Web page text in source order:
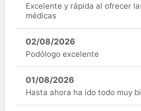
Excelente y rápida al ofrecer
médicas
02/08/2026
Podólogo excelente
01/08/2026
Hasta ahora ha ido todo muy